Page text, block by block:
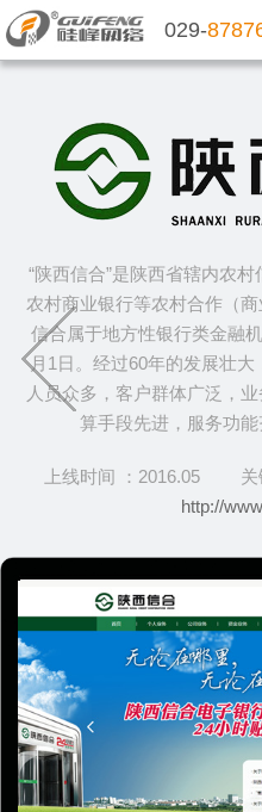
029-
“陕西信合”是陕西省辖内农
农村商业银行等农村合作（
信合属于地方性银行类金融
月1日。经过60年的发展壮
人员众多，客户群体广泛，
算手段先进，服务功能
上线时间 ：2016.05
http://